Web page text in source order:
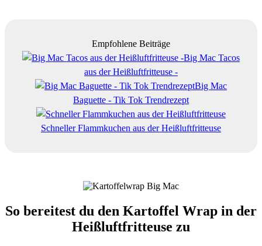
Empfohlene Beiträge
Big Mac Tacos
aus der Heißluftfritteuse -
Big Mac
Baguette - Tik Tok Trendrezept
Schneller Flammkuchen aus der Heißluftfritteuse
So bereitest du den Kartoffel Wrap in der
Heißluftfritteuse zu